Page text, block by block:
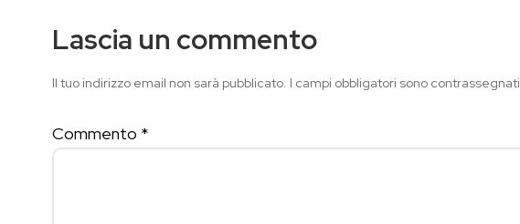
Lascia un commento
Il tuo indirizzo email non sarà pubblicato. I campi obbligatori sono contrassegnati
Commento *